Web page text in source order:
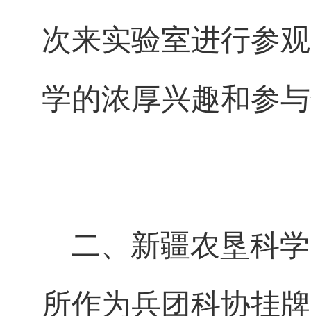
次来实验室进行参
学的浓厚兴趣和参
二、新疆农垦科
所作为兵团科协挂